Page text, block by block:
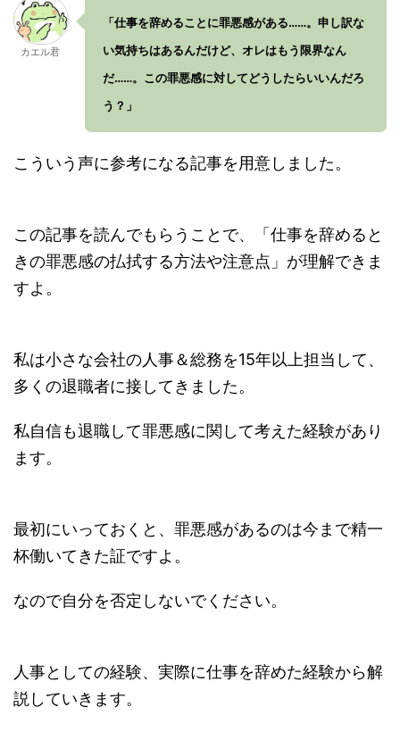
カエル君
「仕事を辞めることに罪悪感がある……。申し訳な
い気持ちはあるんだけど、オレはもう限界なん
だ……。この罪悪感に対してどうしたらいいんだろ
う？」
こういう声に参考になる記事を用意しました。
この記事を読んでもらうことで、「仕事を辞めると
きの罪悪感の払拭する方法や注意点」が理解できま
すよ。
私は小さな会社の人事＆総務を15年以上担当して、
多くの退職者に接してきました。
私自信も退職して罪悪感に関して考えた経験があり
ます。
最初にいっておくと、罪悪感があるのは今まで精一
杯働いてきた証ですよ。
なので自分を否定しないでください。
人事としての経験、実際に仕事を辞めた経験から解
説していきます。